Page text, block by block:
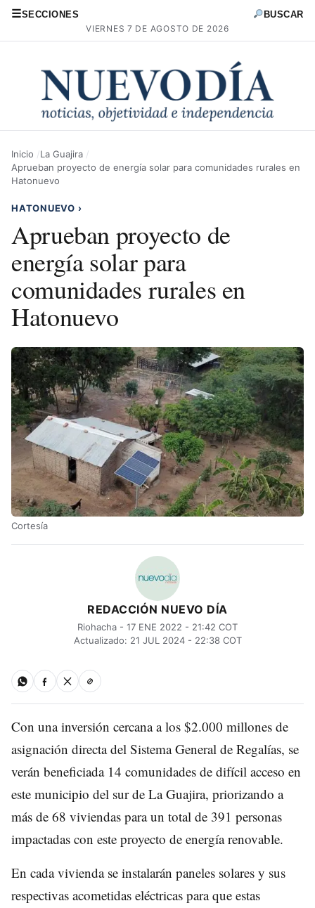
☰SECCIONES
VIERNES 7 DE AGOSTO DE 2026
BUSCAR
Inicio
La Guajira
Aprueban proyecto de energía solar para comunidades rurales en
Hatonuevo
HATONUEVO ›
Aprueban proyecto de
energía solar para
comunidades rurales en
Hatonuevo
Cortesía
REDACCIÓN NUEVO DÍA
Riohacha - 17 ENE 2022 - 21:42 COT
Actualizado: 21 JUL 2024 - 22:38 COT
Con una inversión cercana a los $2.000 millones de
asignación directa del Sistema General de Regalías, se
verán beneficiada 14 comunidades de difícil acceso en
este municipio del sur de La Guajira, priorizando a
más de 68 viviendas para un total de 391 personas
impactadas con este proyecto de energía renovable.
En cada vivienda se instalarán paneles solares y sus
respectivas acometidas eléctricas para que estas